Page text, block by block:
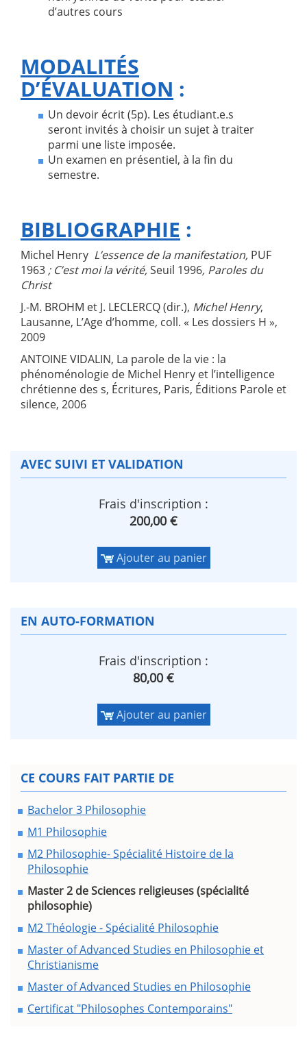
d’autres cours
MODALITÉS
D’ÉVALUATION :
Un devoir écrit (5p). Les étudiant.e.s
seront invités à choisir un sujet à traiter
parmi une liste imposée.
Un examen en présentiel, à la fin du
semestre.
BIBLIOGRAPHIE :
Michel Henry L’essence de la manifestation, PUF
1963 ; C’est moi la vérité,Seuil 1996, Paroles du
Christ
J.-M. BROHM et J. LECLERCQ (dir.), Michel Henry,
Lausanne, L’Age d’homme, coll. « Les dossiers H »,
2009
ANTOINE VIDALIN, La parole de la vie : la
phénoménologie de Michel Henry et l’intelligence
chrétienne des s, Écritures, Paris, Éditions Parole et
silence, 2006
AVEC SUIVI ET VALIDATION
Frais d'inscription :
200,00 €
Ajouter au panier
EN AUTO-FORMATION
Frais d'inscription :
80,00 €
Ajouter au panier
CE COURS FAIT PARTIE DE
Bachelor 3 Philosophie
M1 Philosophie
M2 Philosophie- Spécialité Histoire de la
Philosophie
Master 2 de Sciences religieuses (spécialité
philosophie)
M2 Théologie - Spécialité Philosophie
Master of Advanced Studies en Philosophie et
Christianisme
Master of Advanced Studies en Philosophie
Certificat "Philosophes Contemporains"